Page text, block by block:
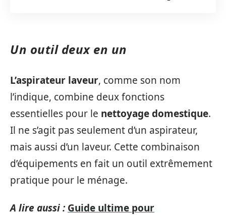
Un outil deux en un
L’aspirateur laveur, comme son nom
l’indique, combine deux fonctions
essentielles pour le nettoyage domestique.
Il ne s’agit pas seulement d’un aspirateur,
mais aussi d’un laveur. Cette combinaison
d’équipements en fait un outil extrêmement
pratique pour le ménage.
A lire aussi : Guide ultime pour